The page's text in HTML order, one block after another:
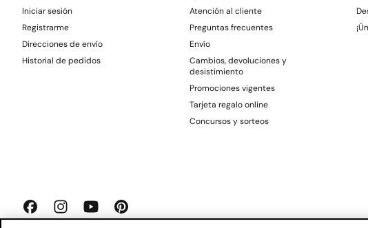
Iniciar sesión
Registrarme
Direcciones de envío
Historial de pedidos
Atención al cliente
Preguntas frecuentes
Envío
Cambios, devoluciones y
desistimiento
Promociones vigentes
Tarjeta regalo online
Concursos y sorteos